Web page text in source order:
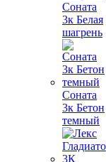
Соната
3к Белая
шагрень
Соната
3к Бетон
темный